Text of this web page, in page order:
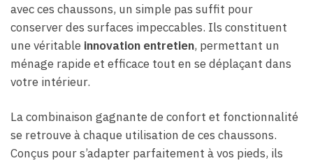
avec ces chaussons, un simple pas suffit pour
conserver des surfaces impeccables. Ils constituent
une véritable innovation entretien, permettant un
ménage rapide et efficace tout en se déplaçant dans
votre intérieur.
La combinaison gagnante de confort et fonctionnalité
se retrouve à chaque utilisation de ces chaussons.
Conçus pour s’adapter parfaitement à vos pieds, ils